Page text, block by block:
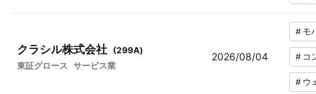
クラシル株式会社 (299A)
東証グロース サービス業
2026/08/04
# モ
# コ
# ウ